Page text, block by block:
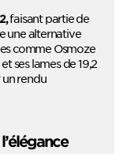
faisant partie de
une alternative
comme Osmoze
ses lames de 19,2
un rendu